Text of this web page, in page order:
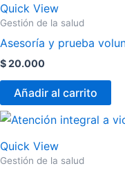
Quick View
Gestión de la salud
Asesoría y prueba
$20.000
Añadir al carrito
Quick View
Gestión de la salud